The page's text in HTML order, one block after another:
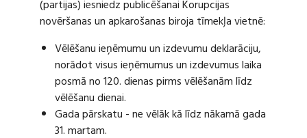
(partijas) iesniedz publicēšanai Korupcijas
novēršanas un apkarošanas biroja tīmekļa vietnē:
Vēlēšanu ieņēmumu un izdevumu deklarāciju,
norādot visus ieņēmumus un izdevumus laika
posmā no 120. dienas pirms vēlēšanām līdz
vēlēšanu dienai.
Gada pārskatu - ne vēlāk kā līdz nākamā gada
31. martam.